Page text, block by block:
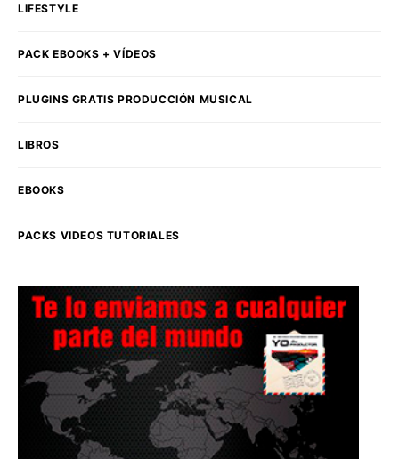
LIFESTYLE
PACK EBOOKS + VÍDEOS
PLUGINS GRATIS PRODUCCIÓN MUSICAL
LIBROS
EBOOKS
PACKS VIDEOS TUTORIALES